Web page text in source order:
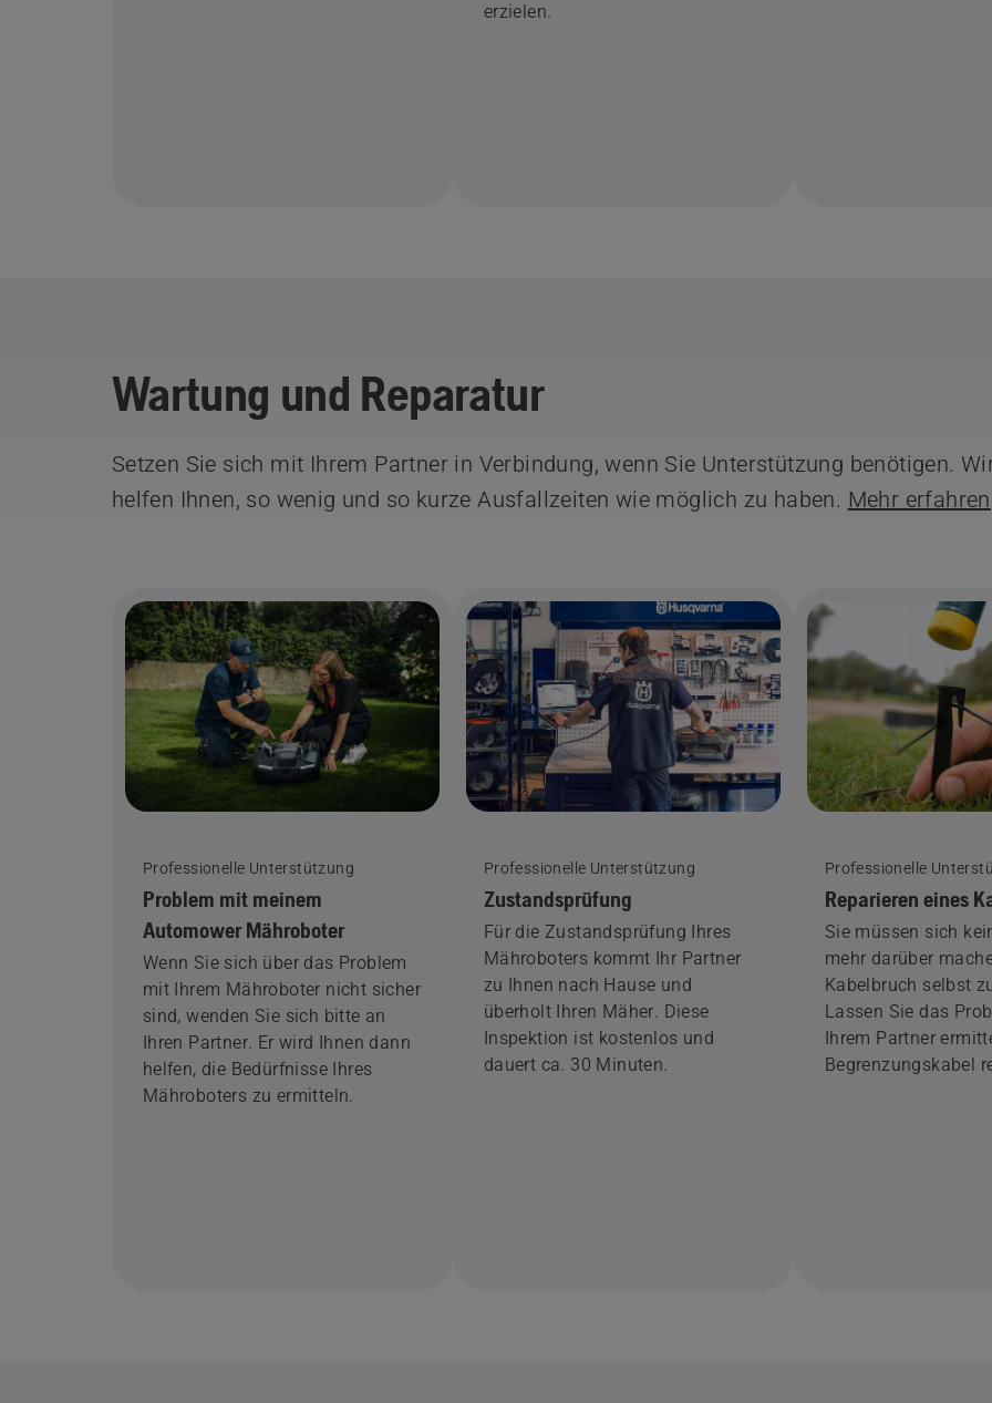
erzielen.
Wartung und Reparatur
Setzen Sie sich mit Ihrem Partner in Verbindung, wenn Sie Unterstützung benötigen.
helfen Ihnen, so wenig und so kurze Ausfallzeiten wie möglich zu haben. Mehr erfahren
Professionelle Unterstützung
Problem mit meinem
Automower Mähroboter
Wenn Sie sich über das Problem
mit Ihrem Mähroboter nicht sicher
sind, wenden Sie sich bitte an
Ihren Partner. Er wird Ihnen dann
helfen, die Bedürfnisse Ihres
Mähroboters zu ermitteln.
Professionelle Unterstützung
Zustandsprüfung
Für die Zustandsprüfung Ihres
Mähroboters kommt Ihr Partner
zu Ihnen nach Hause und
überholt Ihren Mäher. Diese
Inspektion ist kostenlos und
dauert ca. 30 Minuten.
Professionelle
Reparieren eines
Sie müssen sich
mehr darüber
Kabelbruch selbst
Lassen Sie das
Ihrem Partner
Begrenzungskabel